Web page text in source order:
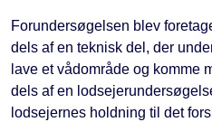
Forundersøgelsen blev
dels af en teknisk del, der
lave et vådområde og komme
dels af en
lodsejernes holdning til det